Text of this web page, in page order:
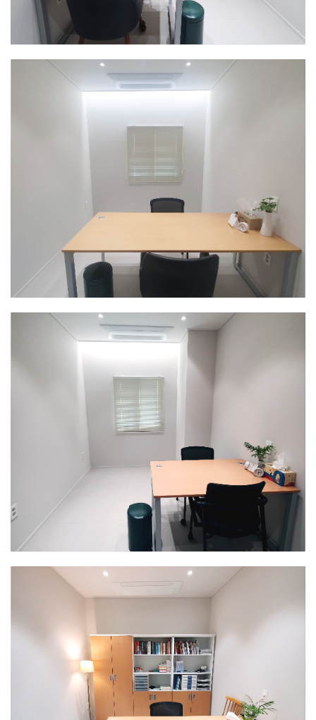
인천센터
상담실1
인천센터
상담실2
인천센터
상담실3